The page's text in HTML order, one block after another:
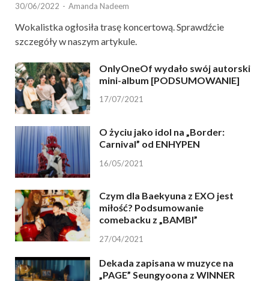
30/06/2022 - Amanda Nadeem
Wokalistka ogłosiła trasę koncertową. Sprawdźcie
szczegóły w naszym artykule.
OnlyOneOf wydało swój autorski
mini-album [PODSUMOWANIE]
17/07/2021
O życiu jako idol na „Border:
Carnival” od ENHYPEN
16/05/2021
Czym dla Baekyuna z EXO jest
miłość? Podsumowanie
comebacku z „BAMBI”
27/04/2021
Dekada zapisana w muzyce na
„PAGE” Seungyoona z WINNER